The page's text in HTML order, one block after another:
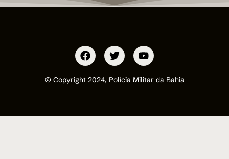
© Copyright 2024, Polícia Militar da Bahia